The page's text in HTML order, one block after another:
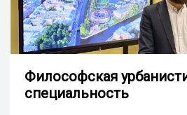
Философская
специальность